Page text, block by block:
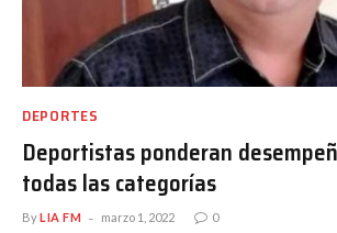
DEPORTES
Deportistas ponderan
todas las categorías
ByLIA FM marzo 1, 2022 0